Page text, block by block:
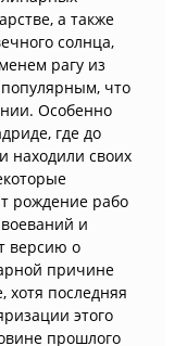
а также
солнца,
рагу из
популярным, что
Особенно
где до
находили своих
рождение рабо
и
версию о
причине
хотя последняя
этого
прошлого